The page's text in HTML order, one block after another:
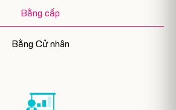
Bằng cấp
Bằng Cử nhân